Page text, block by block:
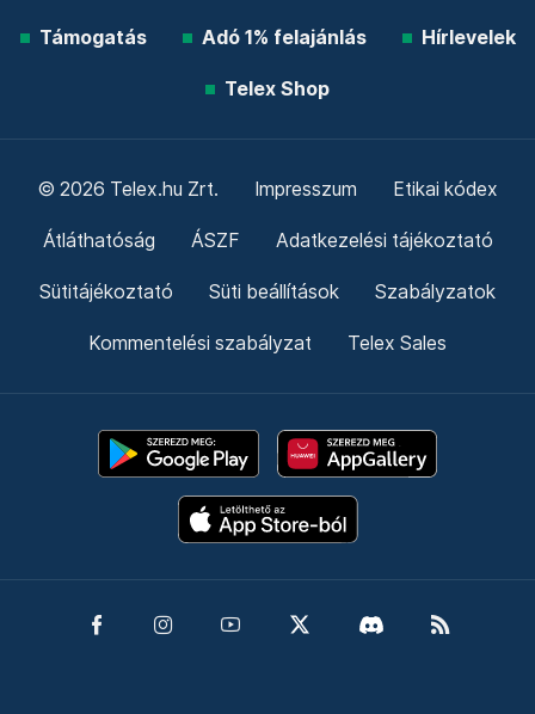
Támogatás Adó 1% felajánlás Hírlevelek
Telex Shop
© 2026 Telex.hu Zrt. Impresszum Etikai kódex
Átláthatóság ÁSZF Adatkezelési tájékoztató
Sütitájékoztató Süti beállítások Szabályzatok
Kommentelési szabályzat Telex Sales